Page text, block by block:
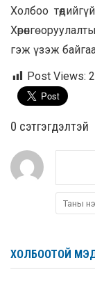
Холбоо
Хөрөнгө
гэж үзэж
Post Views:
0 cэтгэгдэлтэй
ХОЛБООТОЙ